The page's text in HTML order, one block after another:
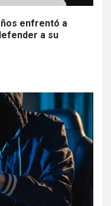
enfrentó a
a su